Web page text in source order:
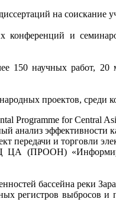
на соискание
и
150 научных работ,
проектов, среди
for Central
анализ эффективности
и торговли
ЦА (ПРООН)
бассейна реки
выбросов и